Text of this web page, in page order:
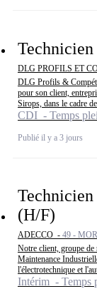
DLG PROFILS ET
DLG Profils &
pour son client,
Sirops, dans le cadre
CDI - Temps
Publié il y a 3 jours
(H/F)
ADECCO - 49 -
Notre client, groupe de
Maintenance
l'électrotechnique et
Intérim - Temps